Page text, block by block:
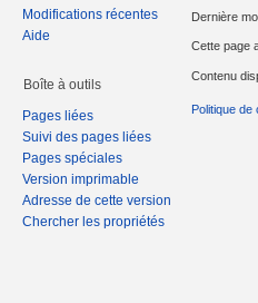
Modifications récentes
Aide
Boîte à outils
Pages liées
Suivi des pages liées
Pages spéciales
Version imprimable
Adresse de cette version
Chercher les propriétés
Dernière
Cette page
Contenu
Politique de